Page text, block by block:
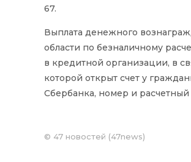
67.
Выплата денежного
области по безналичному
в кредитной организации, в
которой открыт счет у
Сбербанка, номер и
© 47 новостей (47news)